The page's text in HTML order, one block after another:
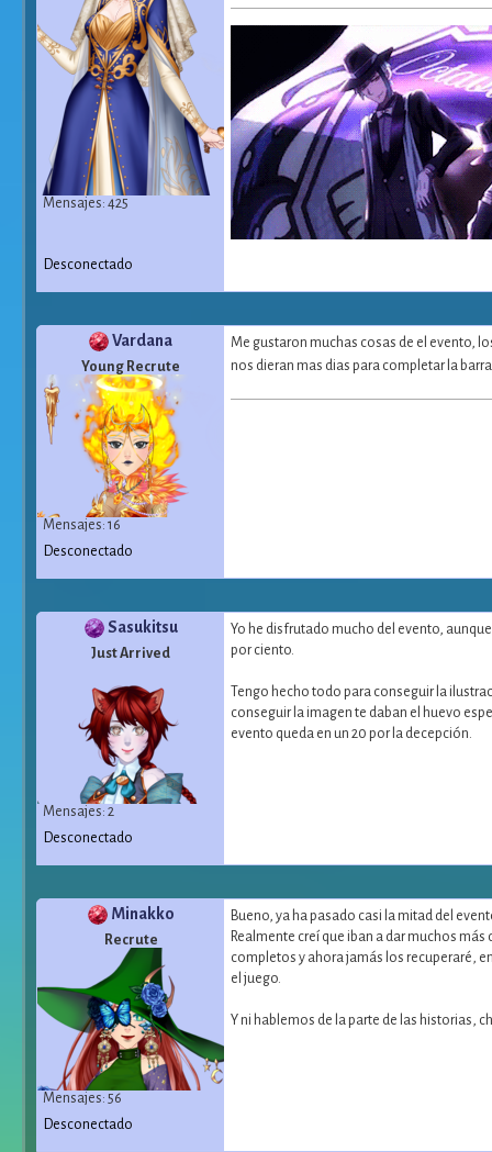
Mensajes: 425
Desconectado
Vardana
Young Recrute
Mensajes: 16
Me gustaron muchas cosas de el evento,
nos dieran mas dias para completar la
Desconectado
Sasukitsu
Just Arrived
Mensajes: 2
Yo he disfrutado mucho del evento,
por ciento.
Tengo hecho todo para conseguir la
conseguir la imagen te daban el huevo
evento queda en un 20 por la decepción.
Desconectado
Minakko
Recrute
Mensajes: 56
Bueno, ya ha pasado casi la mitad del
Realmente creí que iban a dar muchos
completos y ahora jamás los recuperaré,
el juego.
Y ni hablemos de la parte de las historias,
Desconectado